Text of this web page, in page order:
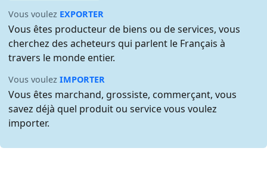
Vous voulez EXPORTER
Vous êtes producteur de biens ou de services, vous
cherchez des acheteurs qui parlent le Français à
travers le monde entier.
Vous voulezIMPORTER
Vous êtes marchand, grossiste, commerçant, vous
savez déjà quel produit ou service vous voulez
importer.